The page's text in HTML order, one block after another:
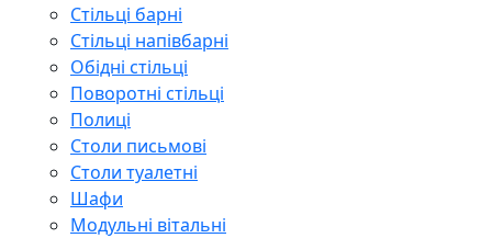
Стільці барні
Стільці напівбарні
Обідні стільці
Поворотні стільці
Полиці
Столи письмові
Столи туалетні
Шафи
Модульні вітальні